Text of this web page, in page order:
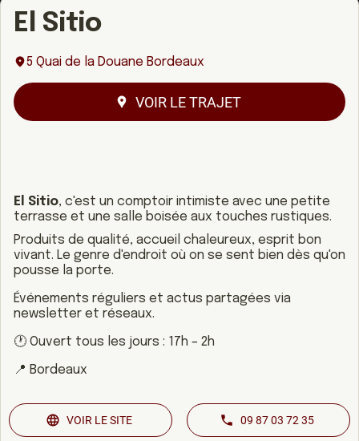
El Sitio
5 Quai de la Douane Bordeaux
VOIR LE TRAJET
El Sitio, c'est un comptoir intimiste avec une petite
terrasse et une salle boisée aux touches rustiques.
Produits de qualité, accueil chaleureux, esprit bon
vivant. Le genre d'endroit où on se sent bien dès qu'on
pousse la porte.
Événements réguliers et actus partagées via
newsletter et réseaux.
🕐 Ouvert tous les jours : 17h – 2h
📍 Bordeaux
VOIR LE SITE 09 87 03 72 35